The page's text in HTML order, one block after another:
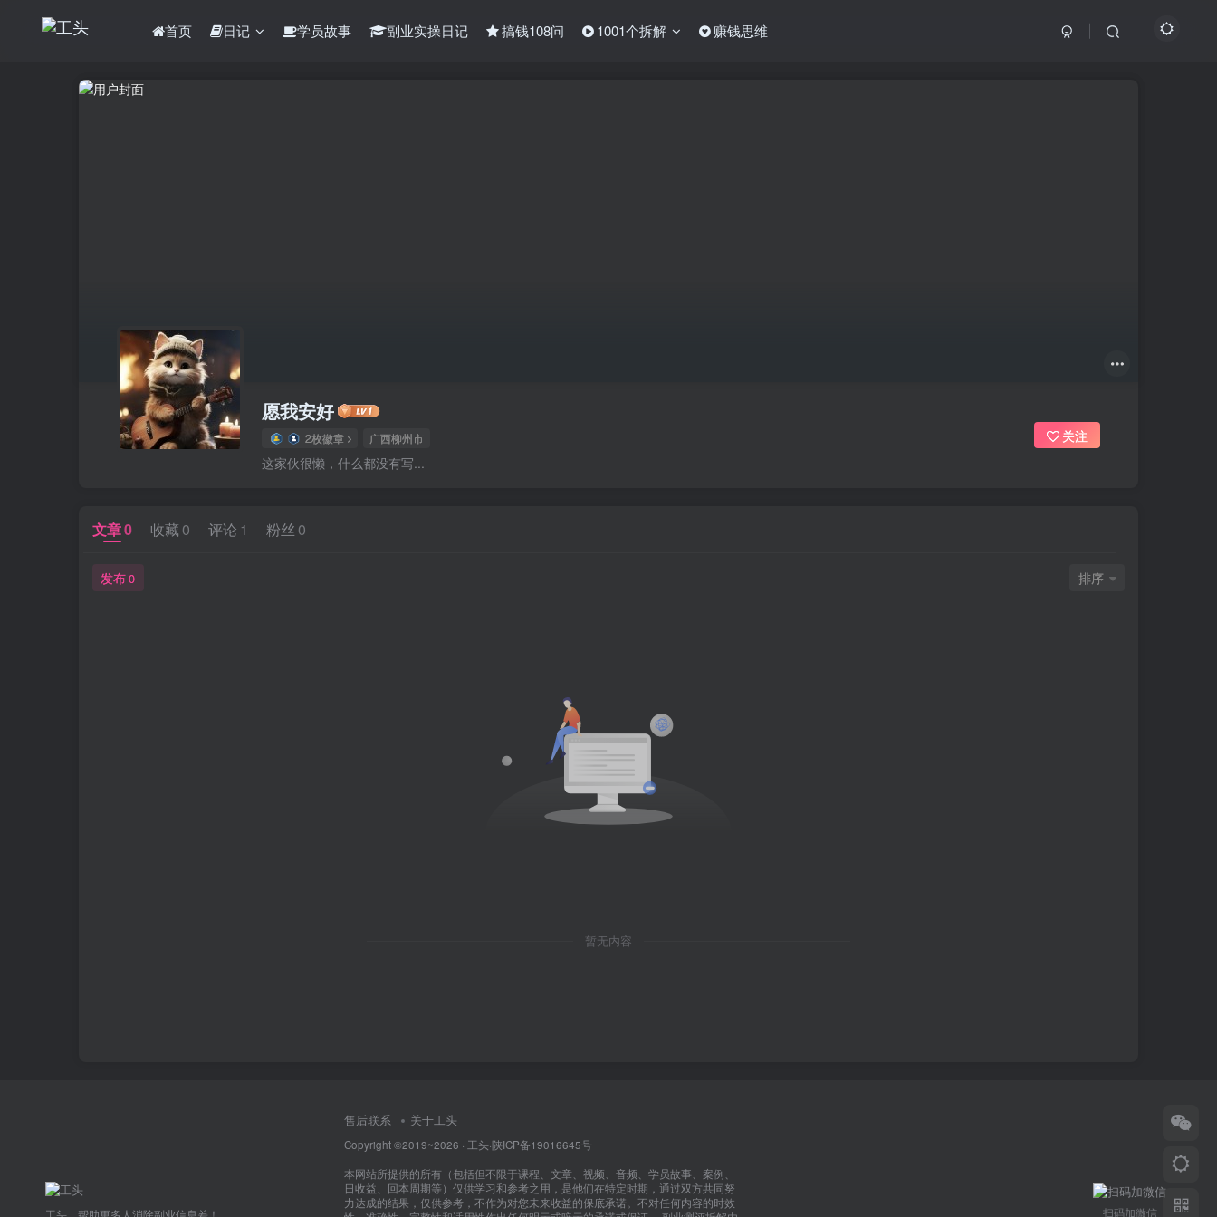
首页 日记 学员故事 副业实操日记 搞钱108问 1001个拆解 赚钱思维
愿我安好
2枚徽章 广西柳州市
这家伙很懒，什么都没有写...
关注
文章0 收藏 0 评论 1 粉丝 0
发布0 排序
暂无内容
工头，帮助更多人消除副业信息差！
售后联系 关于工头
Copyright ©2019~2026 · 工头·陕ICP备19016645号
本网站所提供的所有（包括但不限于课程、文章、视频、音频、学员故事、案例、
日收益、回本周期等）仅供学习和参考之用，是他们在特定时期，通过双方共同努
力达成的结果，仅供参考，不作为对您未来收益的保底承诺。不对任何内容的时效
扫码加微信